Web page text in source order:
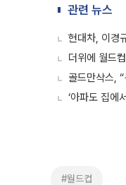
관련 뉴스
현대차, 이경
더위에 월드
골드만삭스,
‘아파도 집에
#월드컵